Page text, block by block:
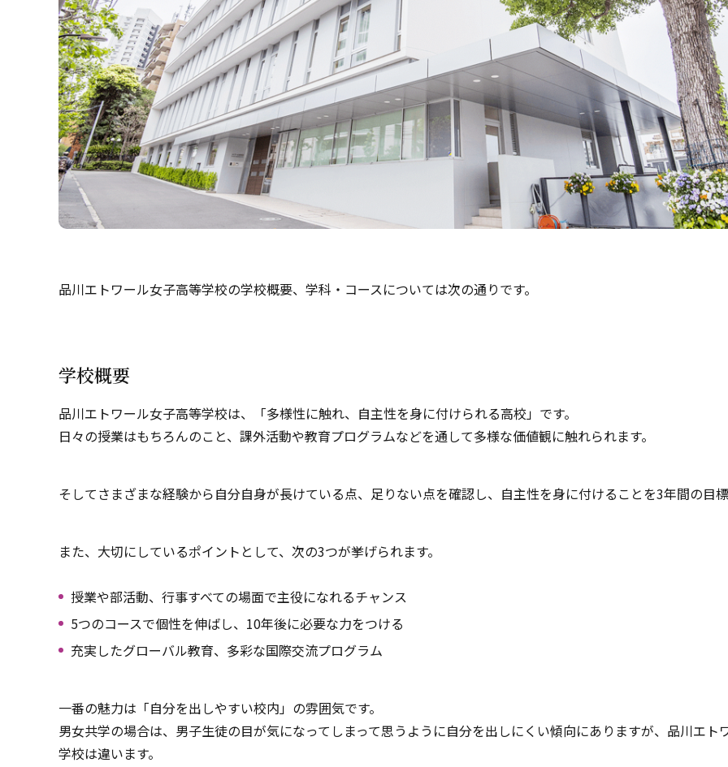
品川エトワール女子高等学校の学校概要、学科・コースについては次の通りです。
学校概要
品川エトワール女子高等学校は、「多様性に触れ、自主性を身に付けられる高校」です。
日々の授業はもちろんのこと、課外活動や教育プログラムなどを通して多様な価値観に触れられます。
そしてさまざまな経験から自分自身が長けている点、足りない点を確認し、自主性を身に付けることを3年間の目標
また、大切にしているポイントとして、次の3つが挙げられます。
授業や部活動、行事すべての場面で主役になれるチャンス
5つのコースで個性を伸ばし、10年後に必要な力をつける
充実したグローバル教育、多彩な国際交流プログラム
一番の魅力は「自分を出しやすい校内」の雰囲気です。
男女共学の場合は、男子生徒の目が気になってしまって思うように自分を出しにくい傾向にありますが、品川エト
学校は違います。